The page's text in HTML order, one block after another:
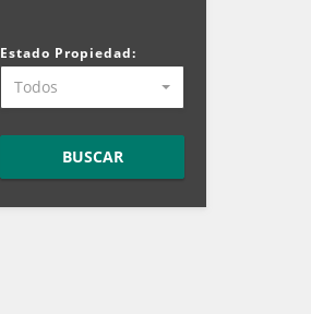
Estado Propiedad:
Todos
BUSCAR